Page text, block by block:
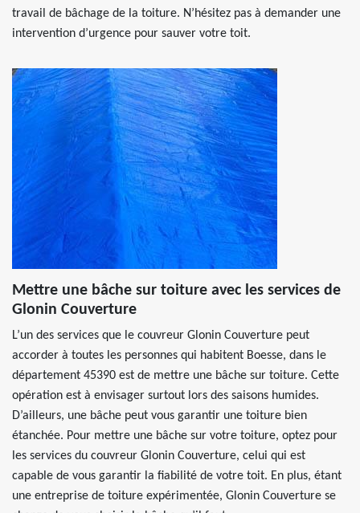
travail de bâchage de la toiture. N’hésitez pas à demander une
intervention d’urgence pour sauver votre toit.
Mettre une bâche sur toiture avec les services de
Glonin Couverture
L’un des services que le couvreur Glonin Couverture peut
accorder à toutes les personnes qui habitent Boesse, dans le
département 45390 est de mettre une bâche sur toiture. Cette
opération est à envisager surtout lors des saisons humides.
D’ailleurs, une bâche peut vous garantir une toiture bien
étanchée. Pour mettre une bâche sur votre toiture, optez pour
les services du couvreur Glonin Couverture, celui qui est
capable de vous garantir la fiabilité de votre toit. En plus, étant
une entreprise de toiture expérimentée, Glonin Couverture se